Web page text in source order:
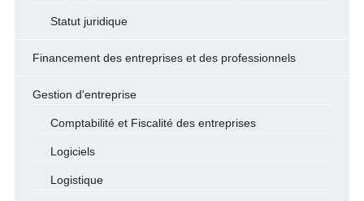
Statut juridique
Financement des entreprises et des professionnels
Gestion d'entreprise
Comptabilité et Fiscalité des entreprises
Logiciels
Logistique